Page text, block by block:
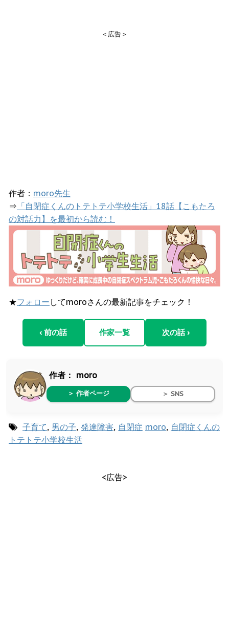
＜広告＞
作者： moro先生
⇒ 「自閉症くんのトテトテ小学校生活」18話【こもたろ
の対話力】を最初から読む！
★フォロー してmoroさんの最新記事をチェック！
‹ 前の話 作家一覧 次の話 ›
作者： moro
＞ 作者ページ ＞ SNS
子育て, 男の子, 発達障害, 自閉症 moro, 自閉症くんの
トテトテ小学校生活
<広告>